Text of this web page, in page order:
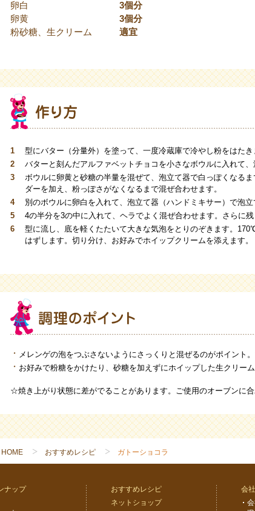
卵白
3個分
卵黄
3個分
粉砂糖、生クリーム
適宜
1
型にバター（分量外）を塗って、一度冷蔵庫で冷やし粉をはたき
2
バターと刻んだアルファベットチョコを小さなボウルに入れて
3
ボウルに卵黄と砂糖の半量を混ぜて、泡立て器で白っぽくなる
ダーを加え、粉っぽさがなくなるまで混ぜ合わせます。
4
別のボウルに卵白を入れて、泡立て器（ハンドミキサー）で泡
5
4の半分を3の中に入れて、ヘラでよく混ぜ合わせます。さらに
6
型に流し、底を軽くたたいて大きな気泡をとりのぞきます。
はずします。切り分け、お好みでホイップクリームを添えます。
メレンゲの泡をつぶさないようにさっくりと混ぜるのがポイント
お好みで粉糖をかけたり、砂糖を加えずにホイップした生クリーム
☆焼き上がり状態に差がでることがあります。ご使用のオーブンに
おすすめレシピ ガトーショコラ
ナップ
おすすめレシピ
ネットショップ
会